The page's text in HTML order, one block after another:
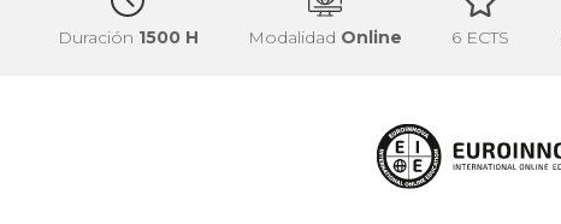
Duración 1500 H Modalidad Online 6 ECTS